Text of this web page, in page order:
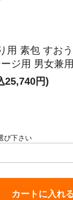
用 素包 すお
ジ用 男女兼用
25,740円)
び下さい
カートに入れ